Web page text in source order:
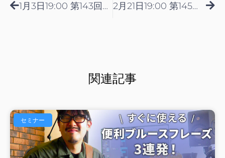
1月3日19:00 第143回【2026年】本気でギター上達を目指す人がやるべき事10選 2月21日19:00 第145回【組み合わせは無限大！】歪みエフェクター2台で理想のサウンドを手に入れる方法
関連記事
セミナー